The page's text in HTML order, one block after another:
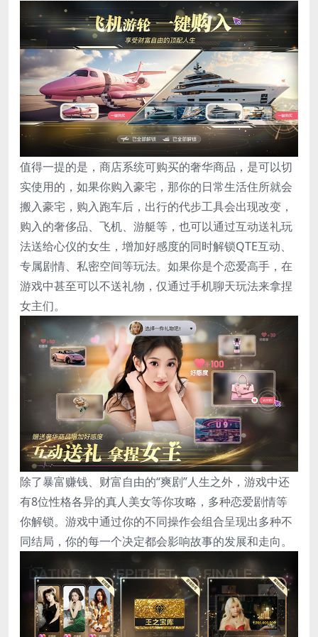
值得一提的是，商店系统可购买的奢华商品，是可以切
实使用的，如果你购入豪宅，那你的日常生活住所就会
搬入豪宅，购入跑车后，出行的代步工具会出现改变，
购入的奢侈品、飞机、游艇等，也可以通过互动送礼玩
法送给心仪的女生，增加好感度的同时解锁QTE互动、
专属剧情、私密空间等玩法。如果你是个恋爱高手，在
游戏中甚至可以不送礼物，仅通过手机聊天玩法来拿捏
女主们。
除了暴富赚钱、财富自由的“爽剧”人生之外，游戏中还
有8位性格各异的真人美女等你攻略，多种恋爱剧情等
你解锁。游戏中通过你的不同操作会组合呈现出多种不
同结局，你的每一个决定都会影响故事的发展和走向。